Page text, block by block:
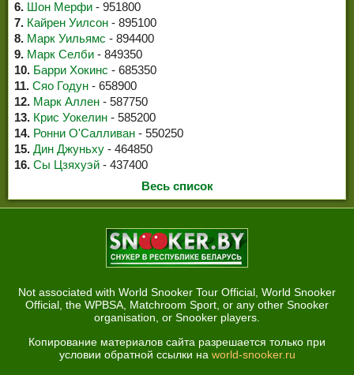
6. Шон Мерфи - 951800
7. Кайрен Уилсон - 895100
8. Марк Уильямс - 894400
9. Марк Селби - 849350
10. Барри Хокинс - 685350
11. Сяо Годун - 658900
12. Марк Аллен - 587750
13. Крис Уокелин - 585200
14. Ронни О'Салливан - 550250
15. Дин Джуньху - 464850
16. Сы Цзяхуэй - 437400
Весь список
Not associated with World Snooker Tour Official, World Snooker
Official, the WPBSA, Matchroom Sport, or any other Snooker
organisation, or Snooker players.
Копирование материалов сайта разрешается только при
условии обратной ссылки на world-snooker.ru